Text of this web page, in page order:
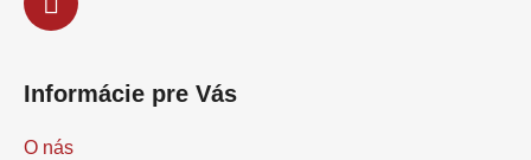
Informácie pre Vás
O nás